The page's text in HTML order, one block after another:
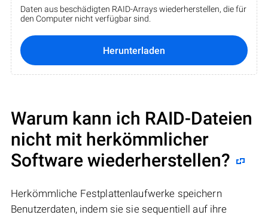
Daten aus beschädigten RAID-Arrays wiederherstellen, die für
den Computer nicht verfügbar sind.
Herunterladen
Warum kann ich RAID-Dateien
nicht mit herkömmlicher
Software wiederherstellen?
Herkömmliche Festplattenlaufwerke speichern
Benutzerdaten, indem sie sie sequentiell auf ihre